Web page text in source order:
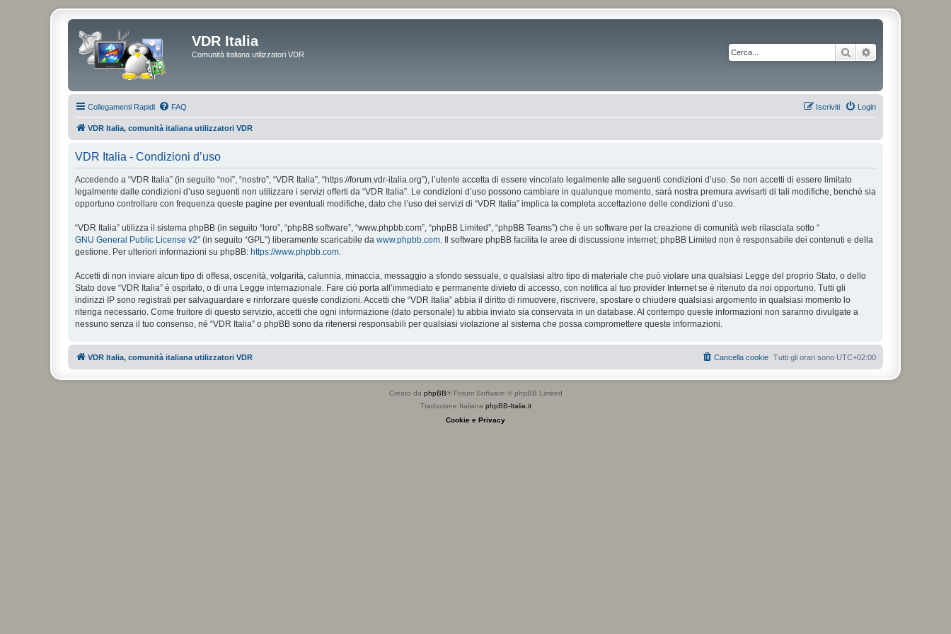
VDR Italia
Comunità italiana utilizzatori VDR Cerca
Collegamenti Rapidi FAQ Login
Iscriviti
VDR Italia, comunità italiana utilizzatori VDR
VDR Italia - Condizioni d’uso
Accedendo a “VDR Italia” (in seguito “noi”, “nostro”, “VDR Italia”, “https://forum.vdr-italia.org”), l’utente accetta di essere vincolato legalmente alle seguenti condizioni d’uso. Se non accetti di essere limitato
legalmente dalle condizioni d’uso seguenti non utilizzare i servizi offerti da “VDR Italia”. Le condizioni d’uso possono cambiare in qualunque momento, sarà nostra premura avvisarti di tali modifiche, benché sia
opportuno controllare con frequenza queste pagine per eventuali modifiche, dato che l’uso dei servizi di “VDR Italia” implica la completa accettazione delle condizioni d’uso.
“VDR Italia” utilizza il sistema phpBB (in seguito “loro”, “phpBB software”, “www.phpbb.com”, “phpBB Limited”, “phpBB Teams”) che è un software per la creazione di comunità web rilasciata sotto “
GNU General Public License v2” (in seguito “GPL”) liberamente scaricabile da www.phpbb.com. Il software phpBB facilita le aree di discussione internet; phpBB Limited non è responsabile dei contenuti e della
gestione. Per ulteriori informazioni su phpBB: https://www.phpbb.com.
Accetti di non inviare alcun tipo di offesa, oscenità, volgarità, calunnia, minaccia, messaggio a sfondo sessuale, o qualsiasi altro tipo di materiale che può violare una qualsiasi Legge del proprio Stato, o dello
Stato dove “VDR Italia” è ospitato, o di una Legge internazionale. Fare ciò porta all’immediato e permanente divieto di accesso, con notifica al tuo provider Internet se è ritenuto da noi opportuno. Tutti gli
indirizzi IP sono registrati per salvaguardare e rinforzare queste condizioni. Accetti che “VDR Italia” abbia il diritto di rimuovere, riscrivere, spostare o chiudere qualsiasi argomento in qualsiasi momento lo
ritenga necessario. Come fruitore di questo servizio, accetti che ogni informazione (dato personale) tu abbia inviato sia conservata in un database. Al contempo queste informazioni non saranno divulgate a
nessuno senza il tuo consenso, né “VDR Italia” o phpBB sono da ritenersi responsabili per qualsiasi violazione al sistema che possa compromettere queste informazioni.
VDR Italia, comunità italiana utilizzatori VDR Tutti gli orari sono UTC+02:00
Cancella cookie
Creato da phpBB® Forum Software © phpBB Limited
Traduzione Italiana phpBB-Italia.it
Cookie e Privacy